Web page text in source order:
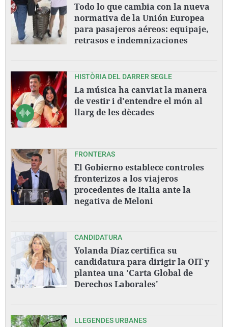
Todo lo que cambia con la nueva
normativa de la Unión Europea
para pasajeros aéreos: equipaje,
retrasos e indemnizaciones
HISTÒRIA DEL DARRER SEGLE
La música ha canviat la manera
de vestir i d'entendre el món al
llarg de les dècades
FRONTERAS
El Gobierno establece controles
fronterizos a los viajeros
procedentes de Italia ante la
negativa de Meloni
CANDIDATURA
Yolanda Díaz certifica su
candidatura para dirigir la OIT y
plantea una 'Carta Global de
Derechos Laborales'
LLEGENDES URBANES